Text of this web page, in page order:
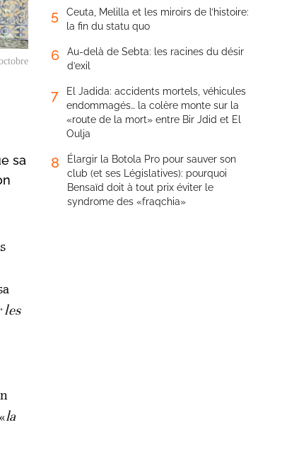
sa
les
la
5
Ceuta, Melilla et les miroirs de l’histoire:
la fin du statu quo
6
Au-delà de Sebta: les racines du désir
d’exil
7
El Jadida: accidents mortels, véhicules
endommagés… la colère monte sur la
«route de la mort» entre Bir Jdid et El
Oulja
8
Élargir la Botola Pro pour sauver son
club (et ses Législatives): pourquoi
Bensaïd doit à tout prix éviter le
syndrome des «fraqchia»